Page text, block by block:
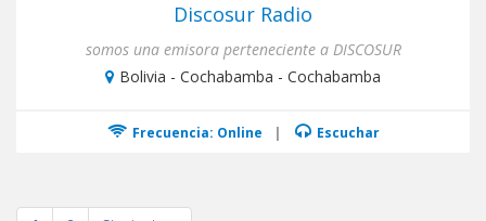
Discosur Radio
somos una emisora perteneciente a DISCOSUR
Bolivia - Cochabamba - Cochabamba
Frecuencia: Online | Escuchar